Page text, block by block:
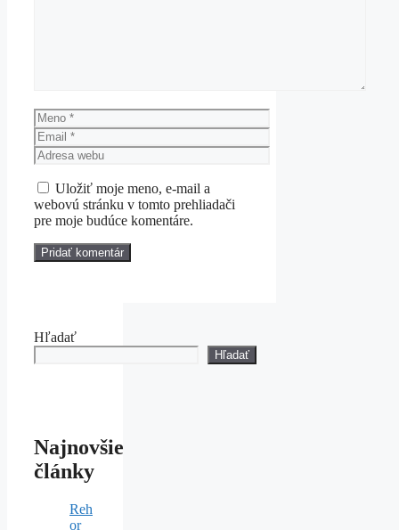
Meno
Email
Adresa
webu
Uložiť moje meno, e-mail a
webovú stránku v tomto prehliadači
pre moje budúce komentáre.
Hľadať
Hľadať
Najnovšie
články
Reh
or